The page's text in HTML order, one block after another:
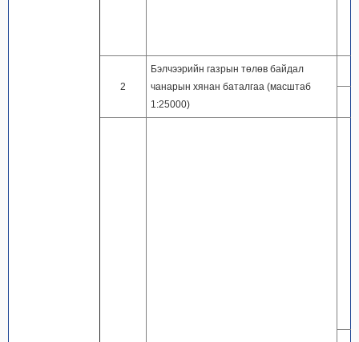
2
Бэлчээрийн газрын төлөв байдал
чанарын хянан баталгаа (масштаб
1:25000)